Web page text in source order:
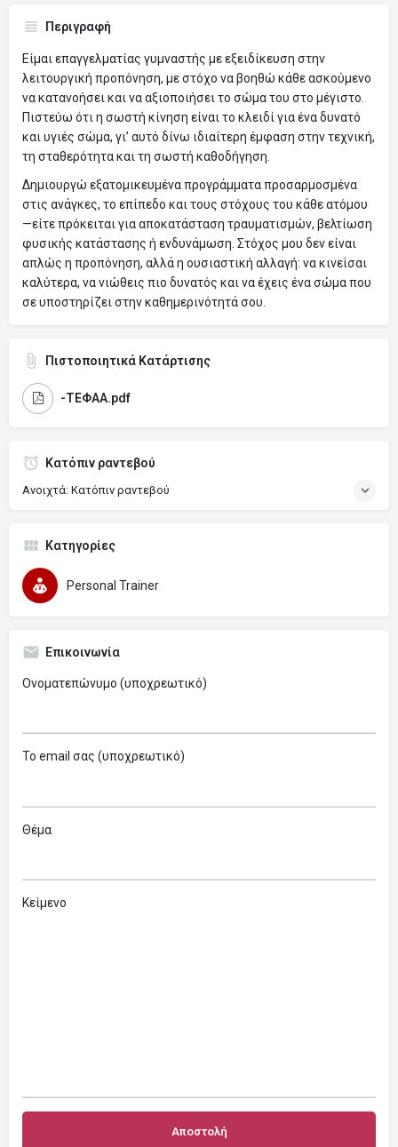
Περιγραφή
Είμαι επαγγελματίας γυμναστής με εξειδίκευση στην
λειτουργική προπόνηση, με στόχο να βοηθώ κάθε ασκούμενο
να κατανοήσει και να αξιοποιήσει το σώμα του στο μέγιστο.
Πιστεύω ότι η σωστή κίνηση είναι το κλειδί για ένα δυνατό
και υγιές σώμα, γι’ αυτό δίνω ιδιαίτερη έμφαση στην τεχνική,
τη σταθερότητα και τη σωστή καθοδήγηση.
Δημιουργώ εξατομικευμένα προγράμματα προσαρμοσμένα
στις ανάγκες, το επίπεδο και τους στόχους του κάθε ατόμου
—είτε πρόκειται για αποκατάσταση τραυματισμών, βελτίωση
φυσικής κατάστασης ή ενδυνάμωση. Στόχος μου δεν είναι
απλώς η προπόνηση, αλλά η ουσιαστική αλλαγή: να κινείσαι
καλύτερα, να νιώθεις πιο δυνατός και να έχεις ένα σώμα που
σε υποστηρίζει στην καθημερινότητά σου.
Πιστοποιητικά Κατάρτισης
-ΤΕΦΑΑ.pdf
Κατόπιν ραντεβού
Ανοιχτά: Κατόπιν ραντεβού
Κατηγορίες
Personal Trainer
Επικοινωνία
Ονοματεπώνυμο (υποχρεωτικό)
Το email σας (υποχρεωτικό)
Θέμα
Κείμενο